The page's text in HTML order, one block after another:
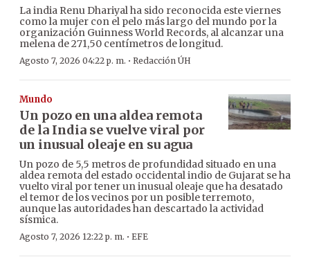
La india Renu Dhariyal ha sido reconocida este viernes
como la mujer con el pelo más largo del mundo por la
organización Guinness World Records, al alcanzar una
melena de 271,50 centímetros de longitud.
Agosto 7, 2026 04:22 p. m. · Redacción ÚH
Mundo
Un pozo en una aldea remota
de la India se vuelve viral por
un inusual oleaje en su agua
Un pozo de 5,5 metros de profundidad situado en una
aldea remota del estado occidental indio de Gujarat se ha
vuelto viral por tener un inusual oleaje que ha desatado
el temor de los vecinos por un posible terremoto,
aunque las autoridades han descartado la actividad
sísmica.
Agosto 7, 2026 12:22 p. m. · EFE